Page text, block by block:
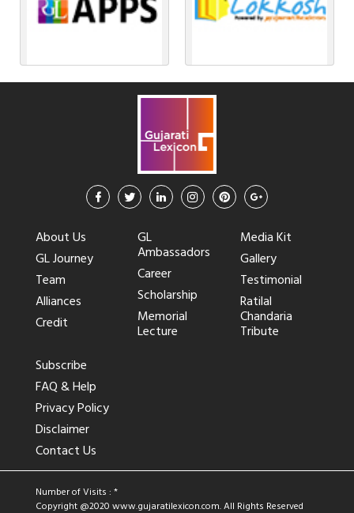
About Us
GL Journey
Team
Alliances
Credit
GL
Ambassadors
Career
Scholarship
Memorial
Lecture
Media Kit
Gallery
Testimonial
Ratilal
Chandaria
Tribute
Subscribe
FAQ & Help
Privacy Policy
Disclaimer
Contact Us
Number of Visits : *
Copyright @2020 www.gujaratilexicon.com. All Rights Reserved